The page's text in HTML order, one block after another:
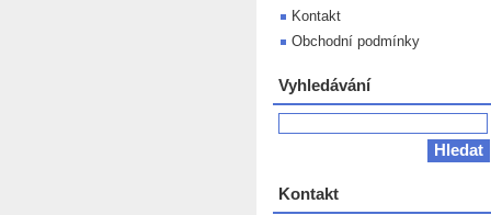
Kontakt
Obchodní podmínky
Vyhledávání
Kontakt